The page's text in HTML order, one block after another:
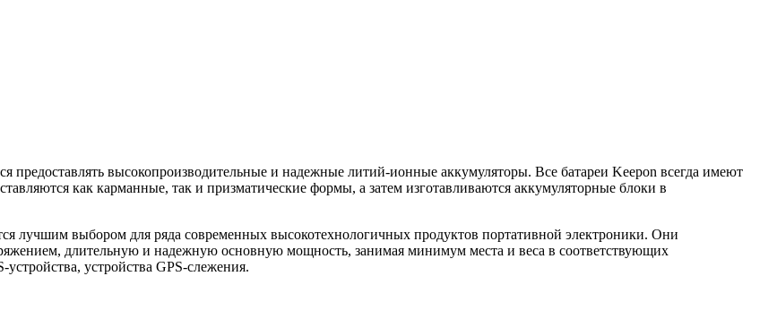
предоставлять высокопроизводительные и надежные литий-ионные аккумуляторы. Все батареи Keepon всегда имеют
как карманные, так и призматические формы, а затем изготавливаются аккумуляторные блоки в
лучшим выбором для ряда современных высокотехнологичных продуктов портативной электроники. Они
длительную и надежную основную мощность, занимая минимум места и веса в соответствующих
устройства GPS-слежения.